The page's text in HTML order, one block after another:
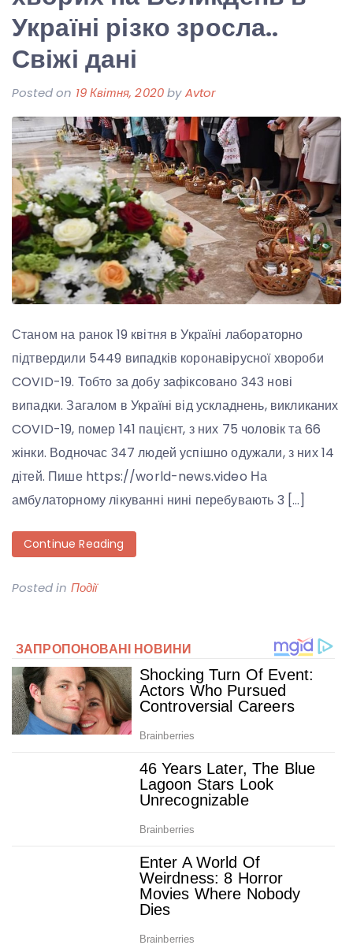
Україні різко зросла..
Свіжі дані
Posted on 19 Квітня, 2020byAvtor
Станом на ранок 19 квітня в Україні лабораторно
підтвердили 5449 випадків коронавірусної хвороби
COVID-19. Тобто за добу зафіксовано 343 нові
випадки. Загалом в Україні від ускладнень, викликаних
COVID-19, помер 141 пацієнт, з них 75 чоловік та 66
жінки. Водночас 347 людей успішно одужали, з них 14
дітей. Пише https://world-news.video На
амбулаторному лікуванні нині перебувають 3 […]
Continue Reading
Posted in Події